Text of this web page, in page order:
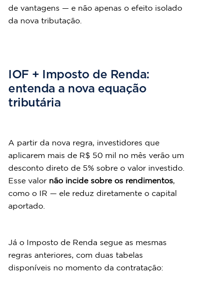
de vantagens — e não apenas o efeito isolado
da nova tributação.
IOF + Imposto de Renda:
entenda a nova equação
tributária
A partir da nova regra, investidores que
aplicarem mais de R$ 50 mil no mês verão um
desconto direto de 5% sobre o valor investido.
Esse valor não incide sobre os rendimentos,
como o IR — ele reduz diretamente o capital
aportado.
Já o Imposto de Renda segue as mesmas
regras anteriores, com duas tabelas
disponíveis no momento da contratação: